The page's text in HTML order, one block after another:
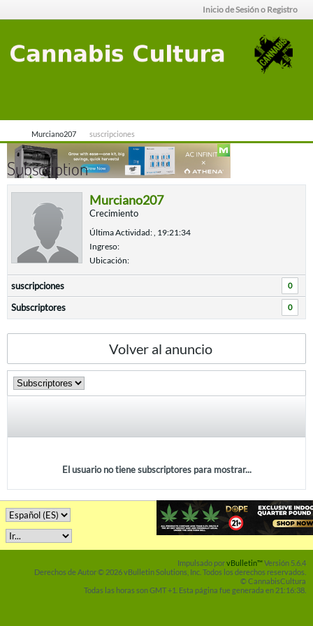
Inicio de Sesión o Registro
Murciano207 suscripciones
Subscription
Murciano207
Crecimiento
Última Actividad: , 19:21:34
Ingreso:
Ubicación:
suscripciones 0
Subscriptores 0
Volver al anuncio
El usuario no tiene subscriptores para mostrar...
Impulsado porvBulletin™Versión 5.6.4
Derechos de Autor © 2026 vBulletin Solutions, Inc. Todos los derechos reservados.
© CannabisCultura
Todas las horas son GMT +1. Esta página fue generada en 21:16:38.